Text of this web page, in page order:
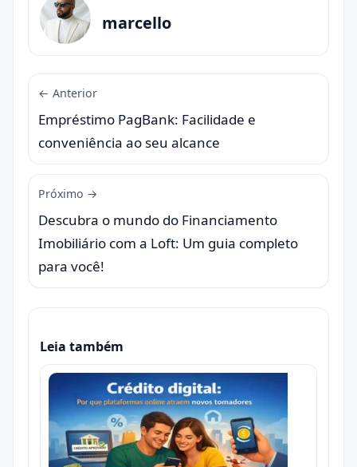
marcello
← Anterior
Empréstimo PagBank: Facilidade e
conveniência ao seu alcance
Próximo →
Descubra o mundo do Financiamento
Imobiliário com a Loft: Um guia completo
para você!
Leia também